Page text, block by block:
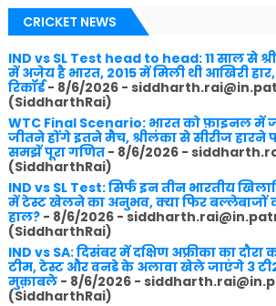
CRICKET NEWS
IND vs SL Test head to head: 11 साल से
में अजेय है भारत, 2015 में मिली थी आखिरी
रिकॉर्ड- 8/6/2026-
(SiddharthRai)
WTC Final Scenario: भारत को फ़ाइनल में
जीतने होंगे इतने मैच, श्रीलंका से सीरीज हारने
समझें पूरा गणित- 8/6/2026-
(SiddharthRai)
IND vs SL Test: सिर्फ इन तीन भारतीय
में टेस्ट खेलने का अनुभव, क्या फिर बल्लेबाजों
हाल?- 8/6/2026-
(SiddharthRai)
IND vs SA: दिसंबर में दक्षिण अफ्रीका का दौरा
टीम, टेस्ट और वनडे के अलावा खेले जाएंगे 3
मुक़ाबले- 8/6/2026-
(SiddharthRai)